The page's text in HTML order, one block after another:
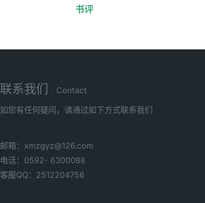
书评
联系我们
Contact
如您有任何疑问，请通过如下方式联系我们
邮箱：xmzgyz@126.com
电话：0592- 6300088
客服QQ：2512204756